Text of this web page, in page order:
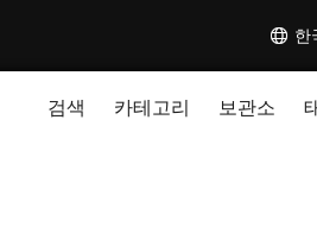
한
검색 카테고리 보관소